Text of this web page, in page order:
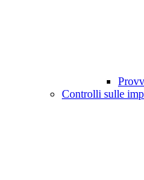
Controlli sulle